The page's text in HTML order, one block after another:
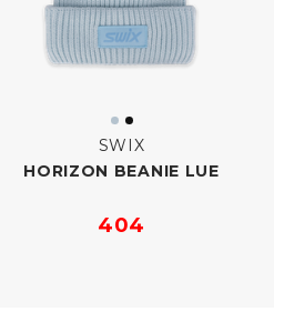
SWIX
HORIZON BEANIE LUE
404